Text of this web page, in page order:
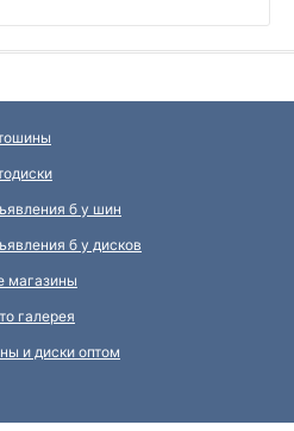
б у шин
б у дисков
магазины
галерея
и диски оптом